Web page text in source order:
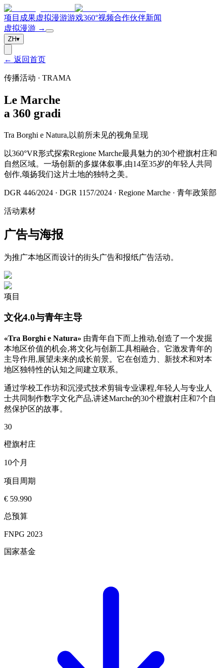
项目 成果虚拟漫游游戏360°视频合作伙伴新闻
虚拟漫游 →
ZH▾
← 返回首页
传播活动 · TRAMA
Le Marche
a 360 gradi
Tra Borghi e Natura,以前所未见的视角呈现
以360°VR形式探索Regione Marche最具魅力的30个橙旗村庄和
自然区域。一场创新的多媒体叙事,由14至35岁的年轻人共同
创作,颂扬我们这片土地的独特之美。
DGR 446/2024 · DGR 1157/2024 · Regione Marche · 青年政策部
活动素材
广告与海报
为推广本地区而设计的街头广告和报纸广告活动。
项目
文化4.0与青年主导
«Tra Borghi e Natura» 由青年自下而上推动,创造了一个发掘
本地区价值的机会,将文化与创新工具相融合。它激发青年的
主导作用,展望未来的成长前景。它在创造力、新技术和对本
地区独特性的认知之间建立联系。
通过学校工作坊和沉浸式技术剪辑专业课程,年轻人与专业人
士共同制作数字文化产品,讲述Marche的30个橙旗村庄和7个自
然保护区的故事。
30
橙旗村庄
10个月
项目周期
€ 59.990
总预算
FNPG 2023
国家基金